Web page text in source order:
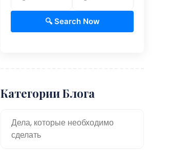
🔍 Search Now
Категории Блога
Дела, которые необходимо
сделать